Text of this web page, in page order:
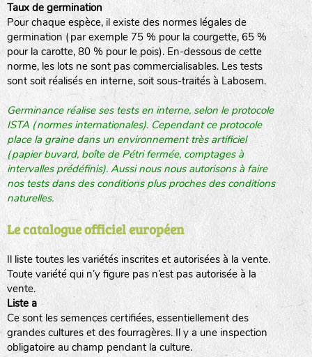
Taux de germination
Pour chaque espèce, il existe des normes légales de
germination (par exemple 75 % pour la courgette, 65 %
pour la carotte, 80 % pour le pois). En-dessous de cette
norme, les lots ne sont pas commercialisables. Les tests
sont soit réalisés en interne, soit sous-traités à Labosem.
Germinance réalise ses tests en interne, selon le protocole
ISTA (normes internationales). Cependant ce protocole
place la graine dans un environnement très artificiel
(papier buvard, boîte de Pétri fermée, comptages à
intervalles prédéfinis). Aussi nous nous autorisons à faire
nos tests dans des conditions plus proches des conditions
naturelles.
Le catalogue officiel européen
Il liste toutes les variétés inscrites et autorisées à la vente.
Toute variété qui n’y figure pas n’est pas autorisée à la
vente.
Liste a
Ce sont les semences certifiées, essentiellement des
grandes cultures et des fourragères. Il y a une inspection
obligatoire au champ pendant la culture.